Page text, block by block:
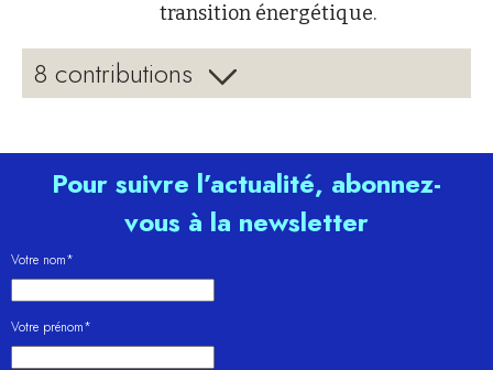
transition énergétique.
8 contributions
Pour suivre l’actualité, abonnez-
vous à la newsletter
Votre nom*
Votre prénom*